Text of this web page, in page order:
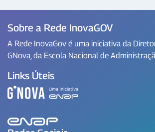
Sobre a Rede InovaGOV
A Rede InovaGov é uma iniciativa da
GNova, da Escola Nacional de
Links Úteis